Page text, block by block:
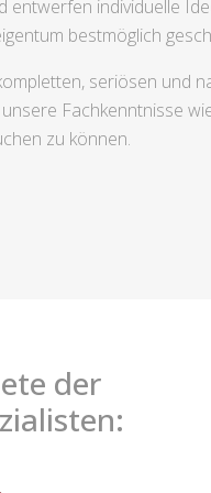
entwerfen individuelle
bestmöglich
seriösen und
Fachkenntnisse
zu können.
der